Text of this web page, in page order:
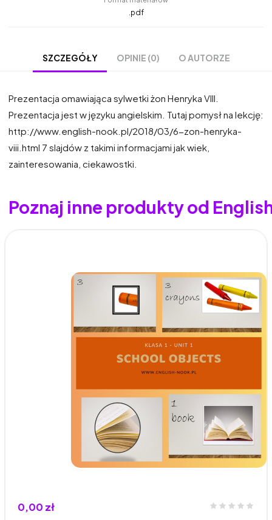
.pdf
SZCZEGÓŁY OPINIE (0) O AUTORZE
Prezentacja omawiająca sylwetki żon Henryka VIII.
Prezentacja jest w języku angielskim. Tutaj pomysł na lekcję:
http://www.english-nook.pl/2018/03/6-zon-henryka-
viii.html 7 slajdów z takimi informacjami jak wiek,
zainteresowania, ciekawostki.
Poznaj inne produkty od
0,00 zł